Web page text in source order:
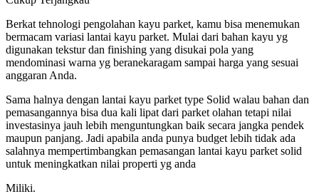
Berkat tehnologi pengolahan kayu parket, kamu bisa menemukan
bermacam variasi lantai kayu parket. Mulai dari bahan kayu yg
digunakan tekstur dan finishing yang disukai pola yang
mendominasi warna yg beranekaragam sampai harga yang sesuai
anggaran Anda.
Sama halnya dengan lantai kayu parket type Solid walau bahan dan
pemasangannya bisa dua kali lipat dari parket olahan tetapi nilai
investasinya jauh lebih menguntungkan baik secara jangka pendek
maupun panjang. Jadi apabila anda punya budget lebih tidak ada
salahnya mempertimbangkan pemasangan lantai kayu parket solid
untuk meningkatkan nilai properti yg anda
Miliki.